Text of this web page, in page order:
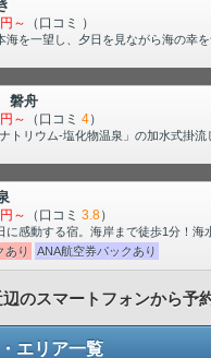
～ （口コミ ）
海を一望し、夕日を見ながら海の幸
磐舟
～ （口コミ 4）
トリウム-塩化物温泉」の加水式掛
～ （口コミ 3.8）
に感動する宿。海岸まで徒歩1分！
あり
ANA航空券パックあり
のスマートフォンから予
エリア一覧